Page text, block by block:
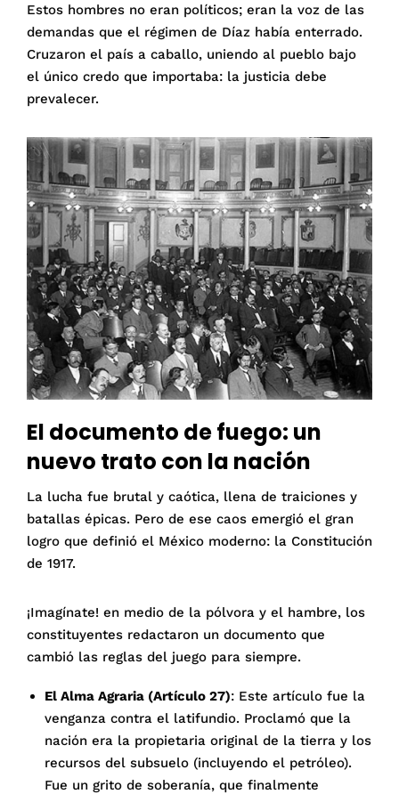
Estos hombres no eran políticos; eran la voz de las
demandas que el régimen de Díaz había enterrado.
Cruzaron el país a caballo, uniendo al pueblo bajo
el único credo que importaba: la justicia debe
prevalecer.
El documento de fuego: un
nuevo trato con la nación
La lucha fue brutal y caótica, llena de traiciones y
batallas épicas. Pero de ese caos emergió el gran
logro que definió el México moderno: la Constitución
de 1917.
¡Imagínate! en medio de la pólvora y el hambre, los
constituyentes redactaron un documento que
cambió las reglas del juego para siempre.
El Alma Agraria (Artículo 27): Este artículo fue la
venganza contra el latifundio. Proclamó que la
nación era la propietaria original de la tierra y los
recursos del subsuelo (incluyendo el petróleo).
Fue un grito de soberanía, que finalmente